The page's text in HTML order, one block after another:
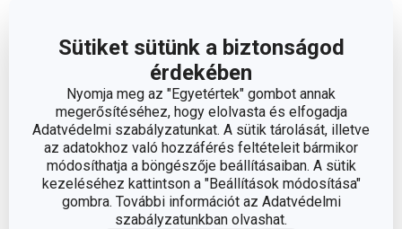
Sütiket sütünk a biztonságod
érdekében
Nyomja meg az "Egyetértek" gombot annak
megerősítéséhez, hogy elolvasta és elfogadja
Adatvédelmi szabályzatunkat. A sütik tárolását, illetve
az adatokhoz való hozzáférés feltételeit bármikor
módosíthatja a böngészője beállításaiban. A sütik
kezeléséhez kattintson a "Beállítások módosítása"
gombra. További információt az Adatvédelmi
szabályzatunkban olvashat.